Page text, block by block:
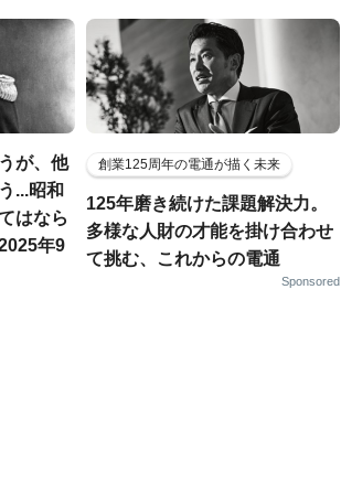
が、他
...昭和
はなら
年9
創業125周年の電通が描く未来
125年磨き続けた課題解決力。
多様な人財の才能を掛け合わせ
て挑む、これからの電通
Sponsored